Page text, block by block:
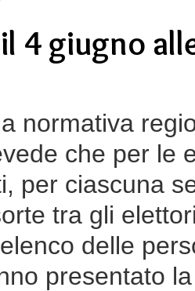
4 giugno
normativa
che per le
per ciascuna
tra gli
delle
presentato